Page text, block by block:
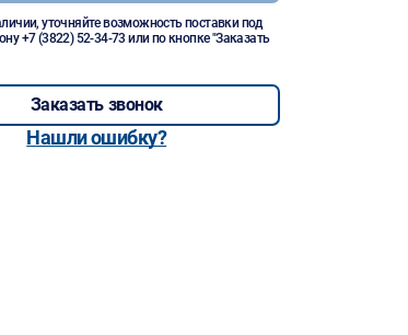
уточняйте возможность поставки под
+7 (3822) 52-34-73 или по кнопке "Заказать
Заказать звонок
Нашли ошибку?